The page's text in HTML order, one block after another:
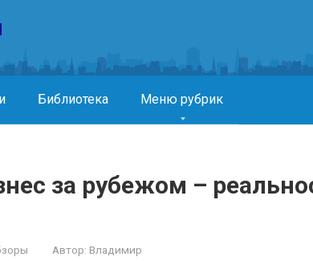
Библиотека Меню рубрик
за рубежом –
Автор: Владимир